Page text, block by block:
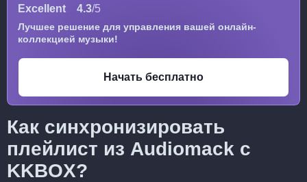
Excellent 4.3/5
Лучшее решение для управления вашей онлайн-
коллекцией музыки!
Начать бесплатно
Как синхронизировать
плейлист из Audiomack с
KKBOX?